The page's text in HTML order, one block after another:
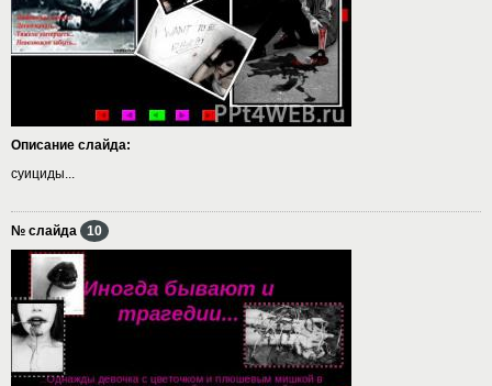
Описание слайда:
суициды...
№ слайда 10